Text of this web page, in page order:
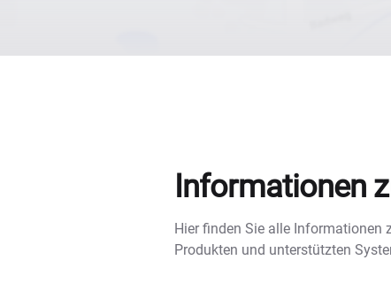
Informationen
Hier finden Sie alle Informationen
Produkten und unterstützten